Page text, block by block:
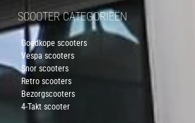
SCOOTER CATEGORIEËN
Goedkope scooters
Vespa scooters
Snor scooters
Retro scooters
Bezorgscooters
4-Takt scooter